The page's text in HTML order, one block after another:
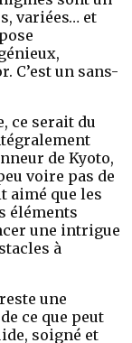
variées… et
C’est un sans-
ce serait du
de Kyoto,
voire pas de
aimé que les
éléments
une intrigue
à
une
ce que peut
soigné et